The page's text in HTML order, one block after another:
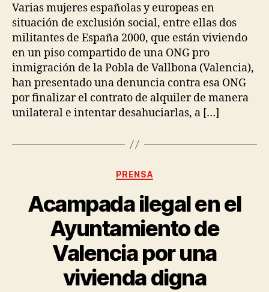
Varias mujeres españolas y europeas en
situación de exclusión social, entre ellas dos
militantes de España 2000, que están viviendo
en un piso compartido de una ONG pro
inmigración de la Pobla de Vallbona (Valencia),
han presentado una denuncia contra esa ONG
por finalizar el contrato de alquiler de manera
unilateral e intentar desahuciarlas, a […]
PRENSA
Acampada ilegal en el
Ayuntamiento de
Valencia por una
vivienda digna